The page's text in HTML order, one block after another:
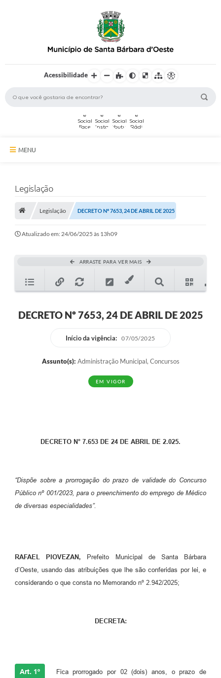
Acessibilidade
MENU
Secretarias
Serviços Online
Ouvidoria
Legislação
Doação CMDCA
Parcerias com Organização da Sociedade Civil (OSC)
Lei Aldir Blanc
Galeria de Fotos
Jornal
Legislação
Legislação DECRETO Nº 7653, 24 DE ABRIL DE 2025
Atualizado em: 24/06/2025 às 13h09
ARRASTE PARA VER MAIS
DECRETO Nº 7653, 24 DE ABRIL DE 2025
Início da vigência: 07/05/2025
Assunto(s): Administração Municipal, Concursos
EM VIGOR
DECRETO N° 7.653 DE 24 DE ABRIL DE 2.025.
“Dispõe sobre a prorrogação do prazo de validade do Concurso
Público nº 001/2023, para o preenchimento do emprego de Médico
de diversas especialidades”.
RAFAEL PIOVEZAN, Prefeito Municipal de Santa Bárbara
d’Oeste, usando das atribuições que lhe são conferidas por lei, e
considerando o que consta no Memorando nº 2.942/2025;
DECRETA:
Art. 1º Fica prorrogado por 02 (dois) anos, o prazo de